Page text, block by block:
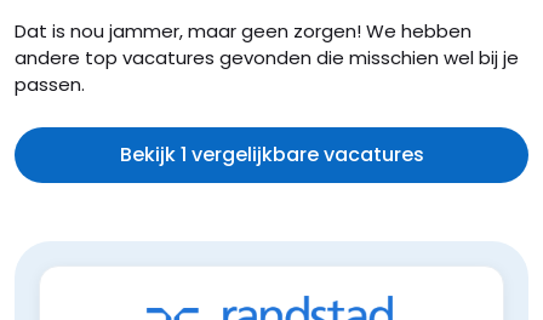
Dat is nou jammer, maar geen zorgen! We hebben
andere top vacatures gevonden die misschien wel bij je
passen.
Bekijk 1 vergelijkbare vacatures